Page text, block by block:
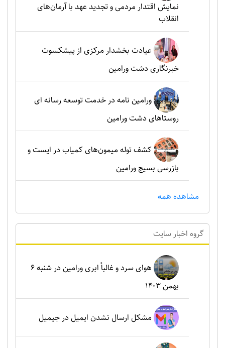
نمایش اقتدار مردمی و تجدید عهد با آرمان‌های
انقلاب
عیادت بخشدار مرکزی از پیشکسوت
خبرنگاری دشت ورامین
ورامین نامه در خدمت توسعه رسانه ای
روستاهای دشت ورامین
کشف توله میمون‌های کمیاب در ایست و
بازرسی بسیج ورامین
مشاهده همه
گروه اخبار سايت
هوای سرد و غالباً ابری ورامین در شنبه ۶
بهمن ۱۴۰۳
مشکل ارسال نشدن ایمیل در جیمیل